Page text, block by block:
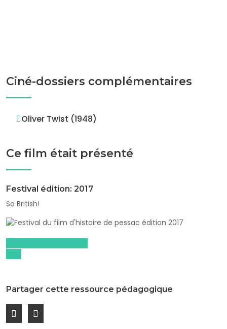
Ciné-dossiers complémentaires
Oliver Twist (1948)
Ce film était présenté
Festival édition: 2017
So British!
Partager cette ressource pédagogique